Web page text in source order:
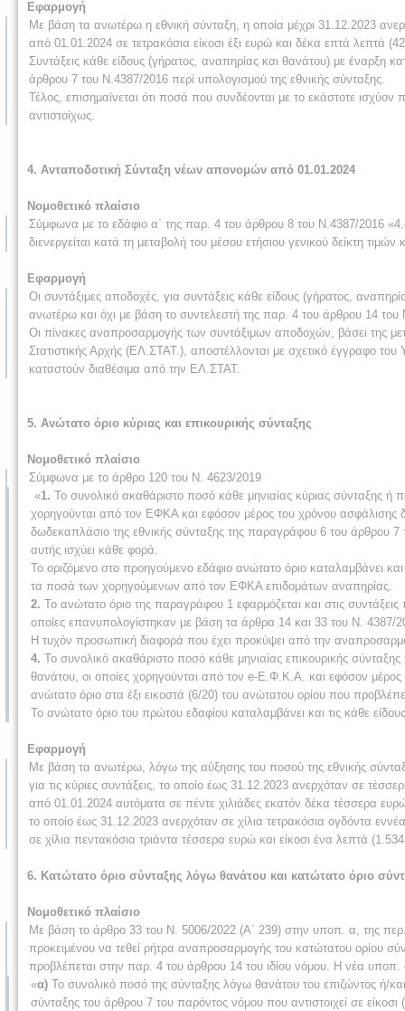
Εφαρμογή
Με βάση τα ανωτέρω η εθνική σύνταξη, η οποία μέχρι 31.12.2023
από 01.01.2024 σε τετρακόσια είκοσι έξι ευρώ και δέκα επτά λεπτά
Συντάξεις κάθε είδους (γήρατος, αναπηρίας και θανάτου) με έναρξη
άρθρου 7 του Ν.4387/2016 περί υπολογισμού της εθνικής σύνταξης.
Τέλος, επισημαίνεται ότι ποσά που συνδέονται με το εκάστοτε
αντιστοίχως.
4. Ανταποδοτική Σύνταξη νέων απονομών από 01.01.2024
Νομοθετικό πλαίσιο
Σύμφωνα με το εδάφιο α΄ της παρ. 4 του άρθρου 8 του Ν.4387/2016
διενεργείται κατά τη μεταβολή του μέσου ετήσιου γενικού δείκτη
Εφαρμογή
Οι συντάξιμες αποδοχές, για συντάξεις κάθε είδους (γήρατος,
ανωτέρω και όχι με βάση το συντελεστή της παρ. 4 του άρθρου 14
Οι πίνακες αναπροσαρμογής των συντάξιμων αποδοχών, βάσει της
Στατιστικής Αρχής (ΕΛ.ΣΤΑΤ.), αποστέλλονται με σχετικό έγγραφο
καταστούν διαθέσιμα από την ΕΛ.ΣΤΑΤ.
5. Ανώτατο όριο κύριας και επικουρικής σύνταξης
Νομοθετικό πλαίσιο
Σύμφωνα με το άρθρο 120 του Ν. 4623/2019
«1. Το συνολικό ακαθάριστο ποσό κάθε μηνιαίας κύριας σύνταξης
χορηγούνται από τον ΕΦΚΑ και εφόσον μέρος του χρόνου ασφάλισης
δωδεκαπλάσιο της εθνικής σύνταξης της παραγράφου 6 του άρθρου
αυτής ισχύει κάθε φορά.
Το οριζόμενο στο προηγούμενο εδάφιο ανώτατο όριο καταλαμβάνει
τα ποσά των χορηγούμενων από τον ΕΦΚΑ επιδομάτων αναπηρίας.
2. Το ανώτατο όριο της παραγράφου 1 εφαρμόζεται και στις
οποίες επανυπολογίστηκαν με βάση τα άρθρα 14 και 33 του Ν. 4387/
Η τυχόν προσωπική διαφορά που έχει προκύψει από την
4. Το συνολικό ακαθάριστο ποσό κάθε μηνιαίας επικουρικής
θανάτου, οι οποίες χορηγούνται από τον e-Ε.Φ.Κ.Α. και εφόσον μέρος
ανώτατο όριο στα έξι εικοστά (6/20) του ανώτατου ορίου που
Το ανώτατο όριο του πρώτου εδαφίου καταλαμβάνει και τις κάθε
Εφαρμογή
Με βάση τα ανωτέρω, λόγω της αύξησης του ποσού της εθνικής
για τις κύριες συντάξεις, το οποίο έως 31.12.2023 ανερχόταν σε
από 01.01.2024 αυτόματα σε πέντε χιλιάδες εκατόν δέκα τέσσερα
το οποίο έως 31.12.2023 ανερχόταν σε χίλια τετρακόσια ογδόντα
σε χίλια πεντακόσια τριάντα τέσσερα ευρώ και είκοσι ένα λεπτά
6. Κατώτατο όριο σύνταξης λόγω θανάτου και κατώτατο όριο
Νομοθετικό πλαίσιο
Με βάση το άρθρο 33 του Ν. 5006/2022 (Α΄ 239) στην υποπ. α, της
προκειμένου να τεθεί ρήτρα αναπροσαρμογής του κατώτατου ορίου
προβλέπεται στην παρ. 4 του άρθρου 14 του ιδίου νόμου. Η νέα
«α) Το συνολικό ποσό της σύνταξης λόγω θανάτου του επιζώντος ή/
σύνταξης του άρθρου 7 του παρόντος νόμου που αντιστοιχεί σε